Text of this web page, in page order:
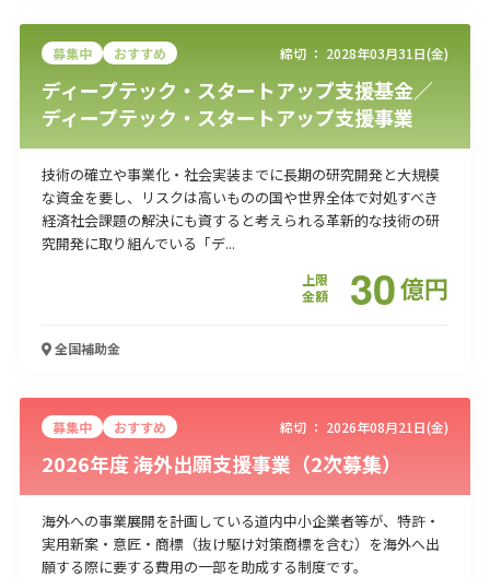
募集中 おすすめ 締切 ： 2028年03月31日(金)
ディープテック・スタートアップ支援基金／
ディープテック・スタートアップ支援事業
技術の確立や事業化・社会実装までに長期の研究開発と大規模
な資金を要し、リスクは高いものの国や世界全体で対処すべき
経済社会課題の解決にも資すると考えられる革新的な技術の研
究開発に取り組んでいる「デ...
上限
金額
30億円
全国補助金
募集中 おすすめ 締切 ： 2026年08月21日(金)
2026年度 海外出願支援事業（2次募集）
海外への事業展開を計画している道内中小企業者等が、特許・
実用新案・意匠・商標（抜け駆け対策商標を含む）を海外へ出
願する際に要する費用の一部を助成する制度です。